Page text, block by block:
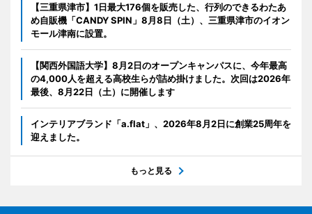
【三重県津市】1日最大176個を販売した、行列のできるわたあ
め自販機「CANDY SPIN」8月8日（土）、三重県津市のイオン
モール津南に設置。
【関西外国語大学】8月2日のオープンキャンパスに、今年最高
の4,000人を超える高校生らが詰め掛けました。次回は2026年
最後、8月22日（土）に開催します
インテリアブランド「a.flat」、2026年8月2日に創業25周年を
迎えました。
もっと見る